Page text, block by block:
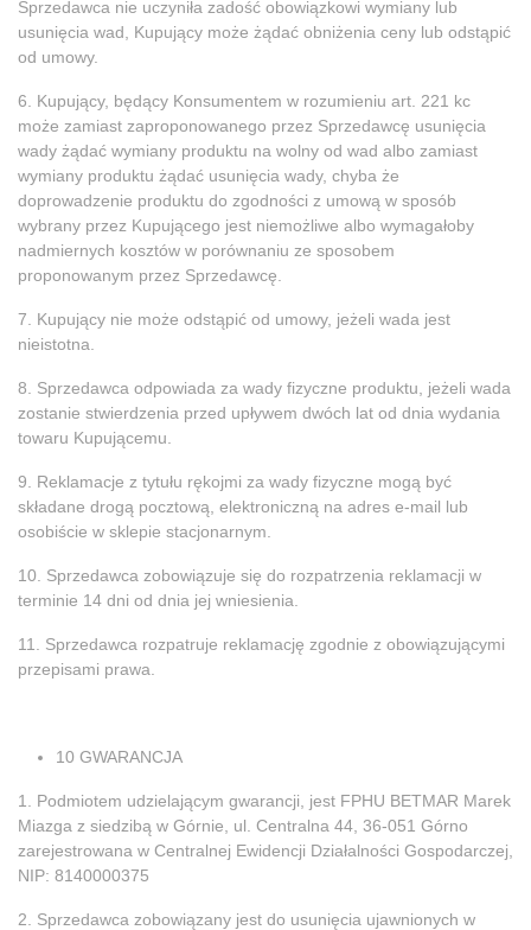
Sprzedawca nie uczyniła zadość obowiązkowi wymiany lub
usunięcia wad, Kupujący może żądać obniżenia ceny lub odstąpić
od umowy.
6. Kupujący, będący Konsumentem w rozumieniu art. 221 kc
może zamiast zaproponowanego przez Sprzedawcę usunięcia
wady żądać wymiany produktu na wolny od wad albo zamiast
wymiany produktu żądać usunięcia wady, chyba że
doprowadzenie produktu do zgodności z umową w sposób
wybrany przez Kupującego jest niemożliwe albo wymagałoby
nadmiernych kosztów w porównaniu ze sposobem
proponowanym przez Sprzedawcę.
7. Kupujący nie może odstąpić od umowy, jeżeli wada jest
nieistotna.
8. Sprzedawca odpowiada za wady fizyczne produktu, jeżeli wada
zostanie stwierdzenia przed upływem dwóch lat od dnia wydania
towaru Kupującemu.
9. Reklamacje z tytułu rękojmi za wady fizyczne mogą być
składane drogą pocztową, elektroniczną na adres e-mail lub
osobiście w sklepie stacjonarnym.
10. Sprzedawca zobowiązuje się do rozpatrzenia reklamacji w
terminie 14 dni od dnia jej wniesienia.
11. Sprzedawca rozpatruje reklamację zgodnie z obowiązującymi
przepisami prawa.
10 GWARANCJA
1. Podmiotem udzielającym gwarancji, jest FPHU BETMAR Marek
Miazga z siedzibą w Górnie, ul. Centralna 44, 36-051 Górno
zarejestrowana w Centralnej Ewidencji Działalności Gospodarczej,
NIP: 8140000375
2. Sprzedawca zobowiązany jest do usunięcia ujawnionych w